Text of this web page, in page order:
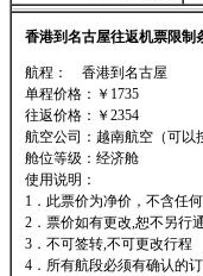
香港到名古屋往返机票限制
航程： 香港到名古屋
单程价格：￥1735
往返价格：￥2354
航空公司：越南航空（可以
舱位等级：经济舱
使用说明：
1．此票价为净价，不含任
2．票价如有更改,恕不另行
3．不可签转,不可更改行程
4．所有航段必须有确认的